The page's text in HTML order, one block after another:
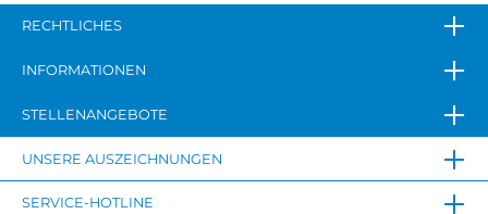
RECHTLICHES
INFORMATIONEN
STELLENANGEBOTE
UNSERE AUSZEICHNUNGEN
SERVICE-HOTLINE